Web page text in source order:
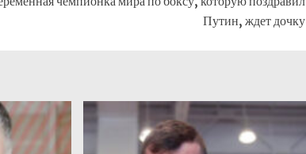
Путин, ждет дочку